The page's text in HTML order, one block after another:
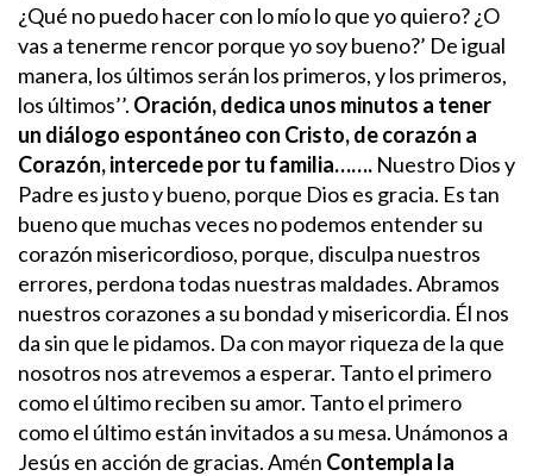
¿Qué no puedo hacer con lo mío lo que yo quiero? ¿O
vas a tenerme rencor porque yo soy bueno?’ De igual
manera, los últimos serán los primeros, y los primeros,
los últimos’’. Oración, dedica unos minutos a tener
un diálogo espontáneo con Cristo, de corazón a
Corazón, intercede por tu familia……. Nuestro Dios y
Padre es justo y bueno, porque Dios es gracia. Es tan
bueno que muchas veces no podemos entender su
corazón misericordioso, porque, disculpa nuestros
errores, perdona todas nuestras maldades.Abramos
nuestros corazones a su bondad y misericordia. Él nos
da sin que le pidamos. Da con mayor riqueza de la que
nosotros nos atrevemos a esperar. Tanto el primero
como el último reciben su amor. Tanto el primero
como el último están invitados a su mesa. Unámonos a
Jesús en acción de gracias. Amén Contempla la